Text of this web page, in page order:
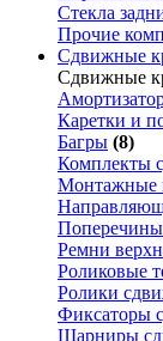
Стекла
Прочие
Сдвижные
Сдвижные
Каретки и
Багры (8)
Комплекты
Монтажные
Поперечины
Ремни
Роликовые
Ролики
Фиксаторы
Шарниры